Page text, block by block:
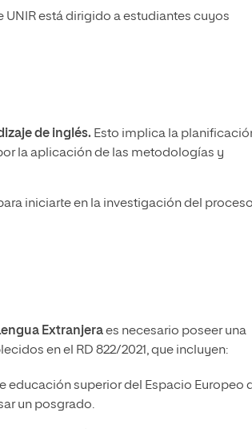
UNIR está dirigido a estudiantes cuyos
de inglés. Esto implica la
la aplicación de las metodologías y
iniciarte en la investigación del
Extranjeraes necesario poseer una
en el RD 822/2021, que incluyen:
educación superior del Espacio Europeo
un posgrado.